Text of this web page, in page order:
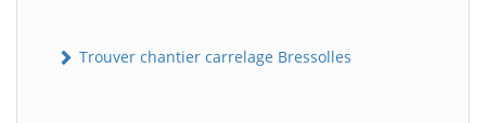
Trouver chantier carrelage Bressolles